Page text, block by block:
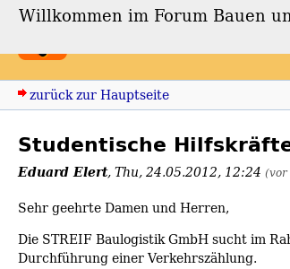
Forum Bauen
zurück zur Hauptseite
Studentische
Eduard Elert,Thu, 24.05.2012, 12:24 (vor
Sehr geehrte Damen und Herren,
Die STREIF Baulogistik GmbH sucht im
Durchführung einer Verkehrszählung.
Willkommen im Forum Bauen